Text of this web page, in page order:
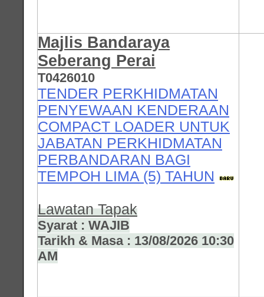
Majlis Bandaraya
Seberang Perai
T0426010
TENDER PERKHIDMATAN
PENYEWAAN KENDERAAN
COMPACT LOADER UNTUK
JABATAN PERKHIDMATAN
PERBANDARAN BAGI
TEMPOH LIMA (5) TAHUN
Lawatan Tapak
Syarat : WAJIB
Tarikh & Masa : 13/08/2026 10:30
AM